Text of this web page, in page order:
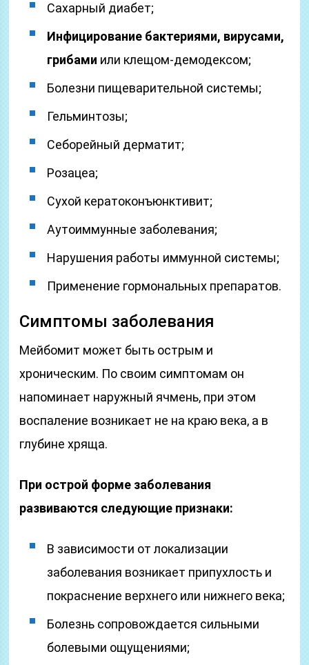
Сахарный диабет;
Инфицирование бактериями, вирусами,
грибами или клещом-демодексом;
Болезни пищеварительной системы;
Гельминтозы;
Себорейный дерматит;
Розацеа;
Сухой кератоконъюнктивит;
Аутоиммунные заболевания;
Нарушения работы иммунной системы;
Применение гормональных препаратов.
Симптомы заболевания
Мейбомит может быть острым и
хроническим. По своим симптомам он
напоминает наружный ячмень, при этом
воспаление возникает не на краю века, а в
глубине хряща.
При острой форме заболевания
развиваются следующие признаки:
В зависимости от локализации
заболевания возникает припухлость и
покраснение верхнего или нижнего века;
Болезнь сопровождается сильными
болевыми ощущениями;